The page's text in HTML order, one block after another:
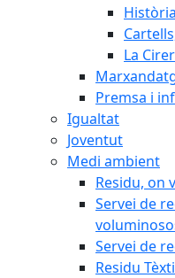
La
Premsa i
Igualtat
Joventut
Medi ambient
Residu, on
Servei de
Servei de
Residu